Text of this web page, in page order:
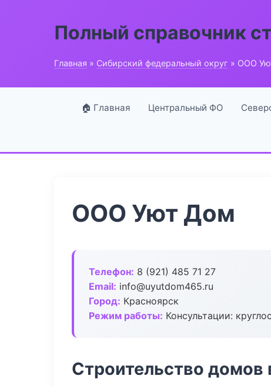
Полный справочник
Главная » Сибирский федеральный округ » ООО
🏠 Главная Центральный ФО
ООО Уют Дом
Телефон: 8 (921) 485 71 27
Email: info@uyutdom465.ru
Город: Красноярск
Режим работы: Консультации:
Строительство домов